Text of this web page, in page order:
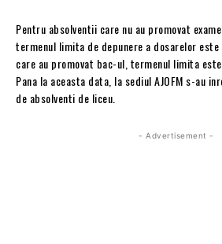
Pentru absolventii care nu au promovat
termenul limita de depunere a dosarelor
care au promovat bac-ul, termenul limita
Pana la aceasta data, la sediul AJOFM s-au
de absolventi de liceu.
- Advertisement -